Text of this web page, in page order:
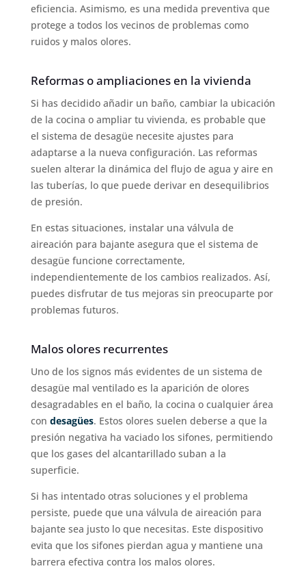
eficiencia. Asimismo, es una medida preventiva que
protege a todos los vecinos de problemas como
ruidos y malos olores.
Reformas o ampliaciones en la vivienda
Si has decidido añadir un baño, cambiar la ubicación
de la cocina o ampliar tu vivienda, es probable que
el sistema de desagüe necesite ajustes para
adaptarse a la nueva configuración. Las reformas
suelen alterar la dinámica del flujo de agua y aire en
las tuberías, lo que puede derivar en desequilibrios
de presión.
En estas situaciones, instalar una válvula de
aireación para bajante asegura que el sistema de
desagüe funcione correctamente,
independientemente de los cambios realizados. Así,
puedes disfrutar de tus mejoras sin preocuparte por
problemas futuros.
Malos olores recurrentes
Uno de los signos más evidentes de un sistema de
desagüe mal ventilado es la aparición de olores
desagradables en el baño, la cocina o cualquier área
con desagües. Estos olores suelen deberse a que la
presión negativa ha vaciado los sifones, permitiendo
que los gases del alcantarillado suban a la
superficie.
Si has intentado otras soluciones y el problema
persiste, puede que una válvula de aireación para
bajante sea justo lo que necesitas. Este dispositivo
evita que los sifones pierdan agua y mantiene una
barrera efectiva contra los malos olores.